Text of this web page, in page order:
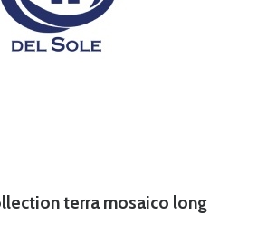
terra mosaico long